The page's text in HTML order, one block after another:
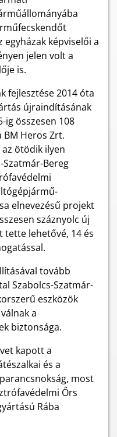
képviselői a
jelen volt a
is.
fejlesztése 2014 óta
újraindításának
ig összesen 108
Heros Zrt.
ötödik ilyen
Bereg
elnevezésű projekt
száznyolc új
lehetővé, 14 és
tovább
Szabolcs-Szatmár-
eszközök
a
biztonsága.
kapott a
és a
most
Őrs
Rába